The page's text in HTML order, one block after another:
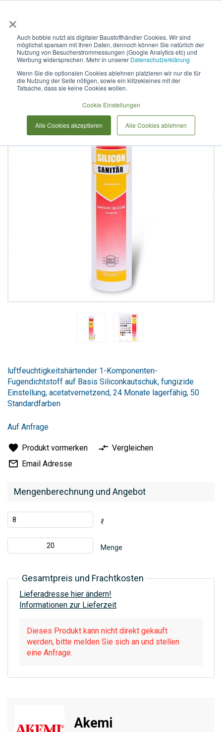
×
Auch bobbie nutzt als digitaler Baustoffhändler Cookies. Wir sind
möglichst sparsam mit Ihren Daten, dennoch können Sie natürlich der
Nutzung von Besucherstrommessungen (Google Analytics etc) und
Werbung widersprechen. Mehr in unserer Datenschutzerklärung
Wenn Sie die optionalen Cookies ablehnen platzieren wir nur die für
die Nutzung der Seite nötigen, sowie ein klitzekleines mit der
Tatsache, dass sie keine Cookies wollen.
Cookie Einstellungen
Alle Cookies akzeptieren Alle Cookies ablehnen
Sanitärsilicon blassgrau 11
400 ml
Bildergalerie
springen
der
Bildergalerie
springen
Mengenberechnung und Angebot
ℓ
Menge
Gesamtpreis und Frachtkosten
Lieferadresse hier ändern!
Informationen zur Lieferzeit
Dieses Produkt kann nicht direkt gekauft
werden, bitte melden Sie sich an und stellen
eine Anfrage.
Akemi
luftfeuchtigkeitshärtender 1-Komponenten-
Fugendichtstoff auf Basis Siliconkautschuk, fungizide
Einstellung, acetatvernetzend, 24 Monate lagerfähig, 50
Standardfarben
Auf Anfrage
Produkt vormerken
Vergleichen
Email Adresse